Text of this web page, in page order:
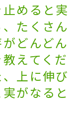
止めると
、たくさ
がどんど
えてく
、上に伸
実がなる